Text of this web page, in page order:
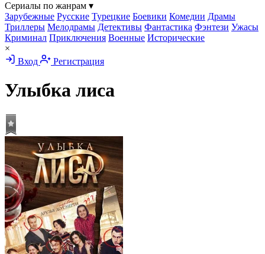
Сериалы по жанрам ▾
Зарубежные Русские Турецкие Боевики Комедии Драмы
Триллеры Мелодрамы Детективы Фантастика Фэнтези Ужасы
Криминал Приключения Военные Исторические
×
Вход
Регистрация
Улыбка лиса